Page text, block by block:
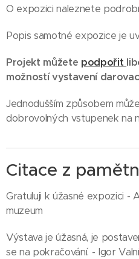
O expozici naleznete
Popis samotné expozice je
Projekt můžete podpořit
možností vystavení
Jednodušším způsobem
dobrovolných vstupenek na
Citace z
Gratuluji k úžasné expozici -
muzeum
Výstava je úžasná, je
se na pokračování. - Igor